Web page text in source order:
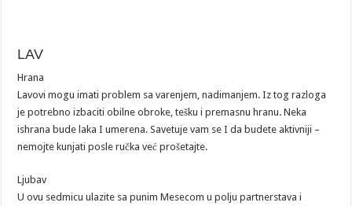
LAV
Hrana
Lavovi mogu imati problem sa varenjem, nadimanjem. Iz tog razloga
je potrebno izbaciti obilne obroke, tešku i premasnu hranu. Neka
ishrana bude laka I umerena. Savetuje vam se I da budete aktivniji –
nemojte kunjati posle ručka već prošetajte.
Ljubav
U ovu sedmicu ulazite sa punim Mesecom u polju partnerstava i